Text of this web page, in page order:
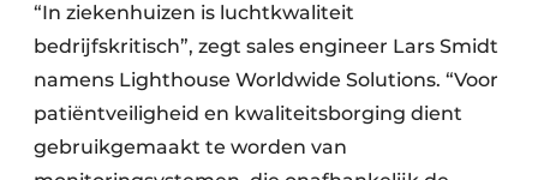
“In ziekenhuizen is luchtkwaliteit
bedrijfskritisch”, zegt sales engineer Lars Smidt
namens Lighthouse Worldwide Solutions. “Voor
patiëntveiligheid en kwaliteitsborging dient
gebruikgemaakt te worden van